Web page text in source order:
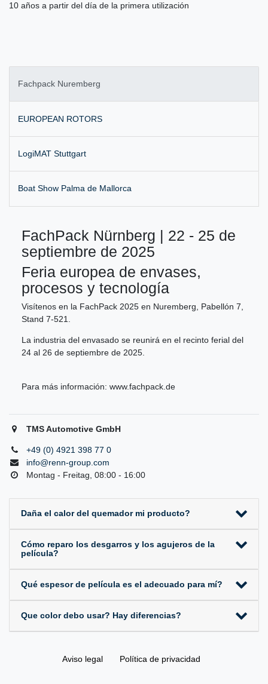
10 años a partir del día de la primera utilización
Fachpack Nuremberg
EUROPEAN ROTORS
LogiMAT Stuttgart
Boat Show Palma de Mallorca
FachPack Nürnberg | 22 - 25 de
septiembre de 2025
Feria europea de envases,
procesos y tecnología
Visítenos en la FachPack 2025 en Nuremberg, Pabellón 7,
Stand 7-521.
La industria del envasado se reunirá en el recinto ferial del
24 al 26 de septiembre de 2025.
Para más información: www.fachpack.de
TMS Automotive GmbH
+49 (0) 4921 398 77 0
info@renn-group.com
Montag - Freitag, 08:00 - 16:00
Daña el calor del quemador mi producto?
Cómo reparo los desgarros y los agujeros de la
película?
Qué espesor de película es el adecuado para mí?
Que color debo usar? Hay diferencias?
Aviso legal Política de privacidad